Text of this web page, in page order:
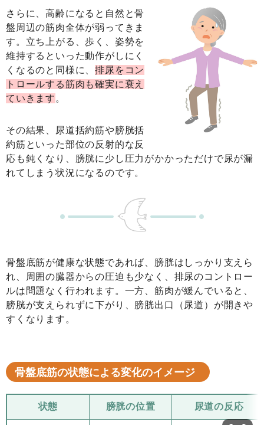
さらに、高齢になると自然と骨
盤周辺の筋肉全体が弱ってきま
す。立ち上がる、歩く、姿勢を
維持するといった動作がしにく
くなるのと同様に、排尿をコン
トロールする筋肉も確実に衰え
ていきます 。
その結果、尿道括約筋や膀胱括
約筋といった部位の反射的な反
応も鈍くなり、膀胱に少し圧力がかかっただけで尿が漏
れてしまう状況になるのです。
骨盤底筋が健康な状態であれば、膀胱はしっかり支えら
れ、周囲の臓器からの圧迫も少なく、排尿のコントロー
ルは問題なく行われます。一方、筋肉が緩んでいると、
膀胱が支えられずに下がり、膀胱出口（尿道）が開きや
すくなります。
骨盤底筋の状態による変化のイメージ
状態 膀胱の位置 尿道の反応